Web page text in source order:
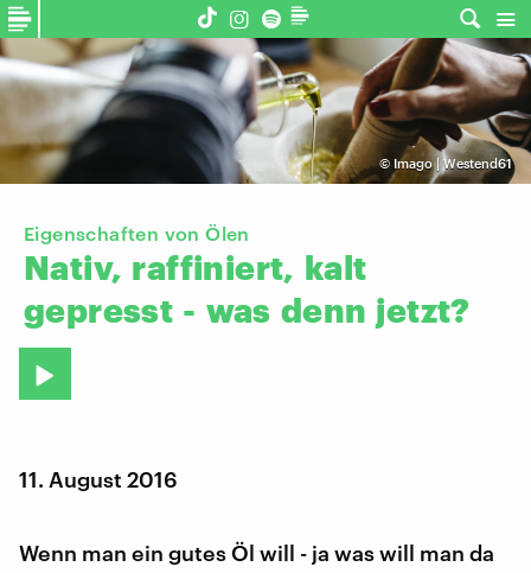
© Imago | Westend61
Eigenschaften von Ölen
Nativ, raffiniert, kalt
gepresst - was denn jetzt?
11. August 2016
Wenn man ein gutes Öl will - ja was will man da